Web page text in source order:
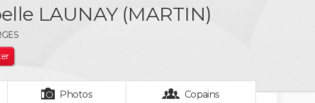
LAUNAY (MARTIN)
Photos Copains